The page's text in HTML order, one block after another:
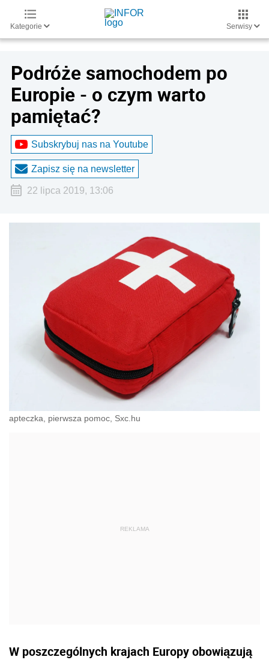
Kategorie Serwisy
Podróże samochodem po
Europie - o czym warto
pamiętać?
Subskrybuj nas na Youtube
Zapisz się na newsletter
22 lipca 2019, 13:06
apteczka, pierwsza pomoc, Sxc.hu
W poszczególnych krajach Europy obowiązują